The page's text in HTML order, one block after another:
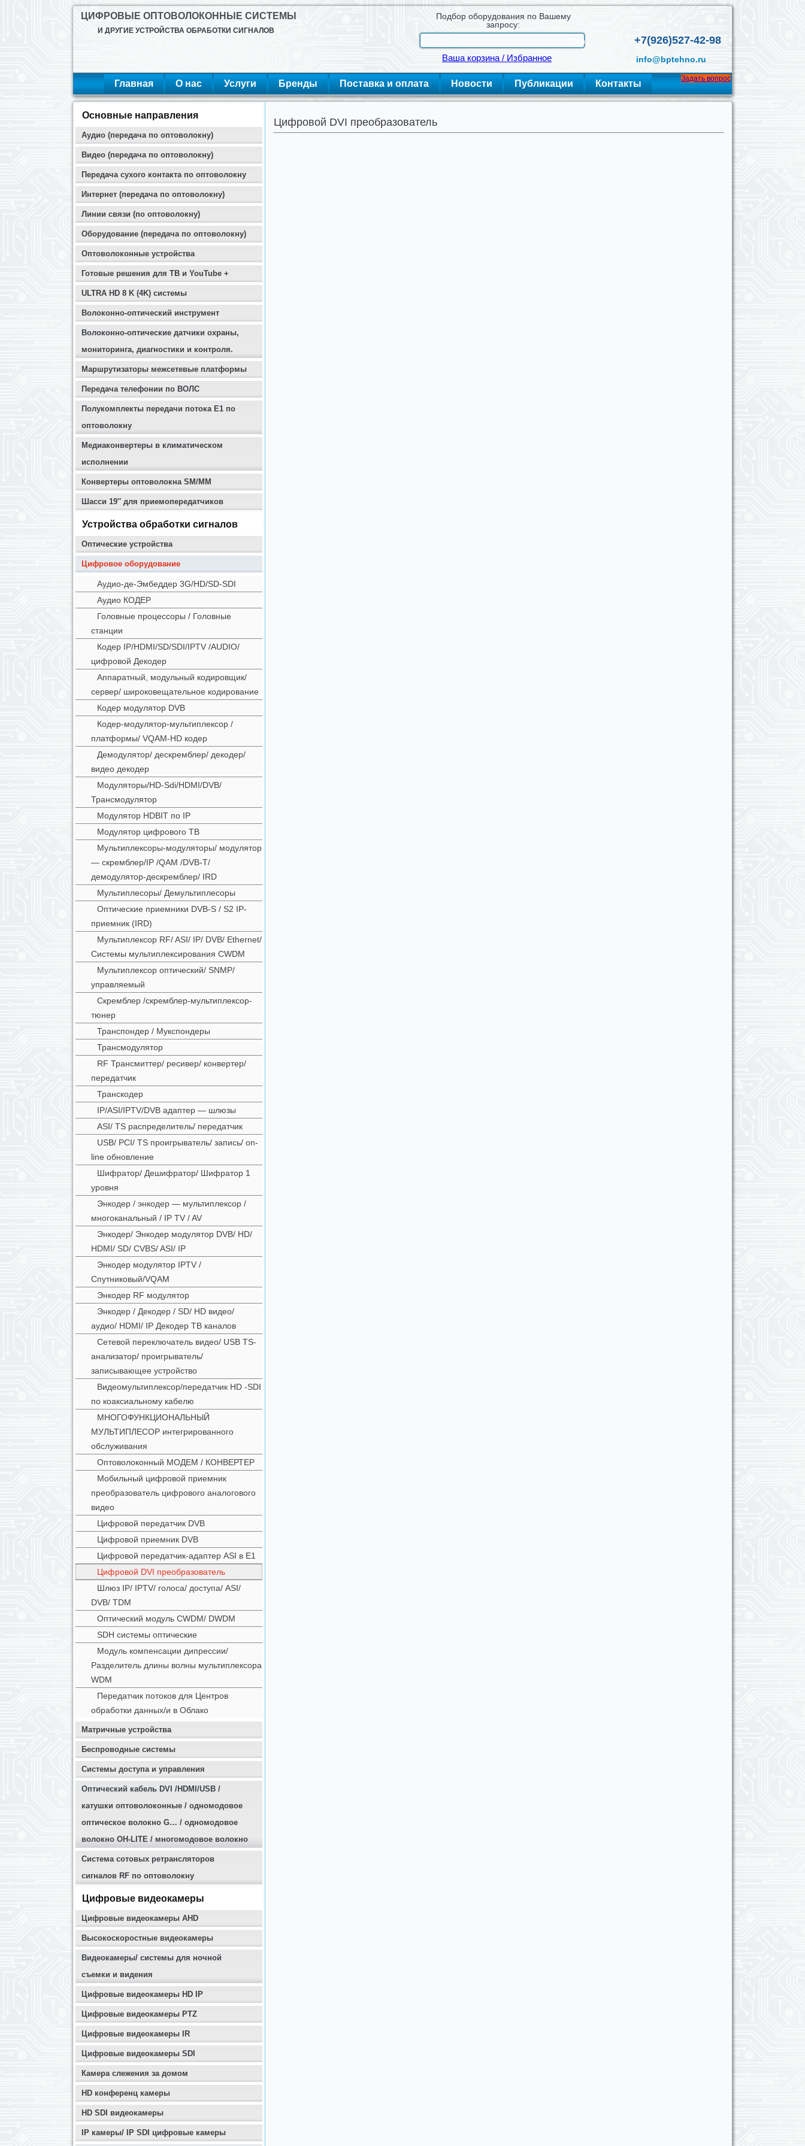
+7(926)527-42-98
info@bptehno.ru
Подбор оборудования по Вашему
запросу:
Ваша корзина / Избранное
ЦИФРОВЫЕ ОПТОВОЛОКОННЫЕ СИСТЕМЫ
И ДРУГИЕ УСТРОЙСТВА ОБРАБОТКИ СИГНАЛОВ
Главная О нас Услуги Бренды Поставка и оплата Новости Публикации Контакты Задать вопрос
Основные направления
Аудио (передача по оптоволокну)
Видео (передача по оптоволокну)
Передача сухого контакта по оптоволокну
Интернет (передача по оптоволокну)
Линии связи (по оптоволокну)
Оборудование (передача по оптоволокну)
Оптоволоконные устройства
Готовые решения для ТВ и YouTube +
ULTRA HD 8 K (4K) системы
Волоконно-оптический инструмент
Волоконно-оптические датчики охраны,
мониторинга, диагностики и контроля.
Маршрутизаторы межсетевые платформы
Передача телефонии по ВОЛС
Полукомплекты передачи потока E1 по
оптоволокну
Медиаконвертеры в климатическом
исполнении
Конвертеры оптоволокна SM/MM
Шасси 19″ для приемопередатчиков
Устройства обработки сигналов
Оптические устройства
Цифровое оборудование
Аудио-де-Эмбеддер 3G/HD/SD-SDI
Аудио КОДЕР
Головные процессоры / Головные
станции
Кодер IP/HDMI/SD/SDI/IPTV /AUDIO/
цифровой Декодер
Аппаратный, модульный кодировщик/
сервер/ широковещательное кодирование
Кодер модулятор DVB
Кодер-модулятор-мультиплексор /
платформы/ VQAM-HD кодер
Демодулятор/ дескремблер/ декодер/
видео декодер
Модуляторы/HD-Sdi/HDMI/DVB/
Трансмодулятор
Модулятор HDBIT по IP
Модулятор цифрового ТВ
Мультиплексоры-модуляторы/ модулятор
— скремблер/IP /QAM /DVB-T/
демодулятор-дескремблер/ IRD
Мультиплесоры/ Демультиплесоры
Оптические приемники DVB-S / S2 IP-
приемник (IRD)
Мультиплексор RF/ ASI/ IP/ DVB/ Ethernet/
Системы мультиплексирования CWDM
Мультиплексор оптический/ SNMP/
управляемый
Скремблер /скремблер-мультиплексор-
тюнер
Транспондер / Мукспондеры
Трансмодулятор
RF Трансмиттер/ ресивер/ конвертер/
передатчик
Транскодер
IP/ASI/IPTV/DVB адаптер — шлюзы
ASI/ TS распределитель/ передатчик
USB/ PCI/ TS проигрыватель/ запись/ on-
line обновление
Шифратор/ Дешифратор/ Шифратор 1
уровня
Энкодер / энкодер — мультиплексор /
многоканальный / IP TV / AV
Энкодер/ Энкодер модулятор DVB/ HD/
HDMI/ SD/ CVBS/ ASI/ IP
Энкодер модулятор IPTV /
Спутниковый/VQAM
Энкодер RF модулятор
Энкодер / Декодер / SD/ HD видео/
аудио/ HDMI/ IP Декодер ТВ каналов
Сетевой переключатель видео/ USB TS-
анализатор/ проигрыватель/
записывающее устройство
Видеомультиплексор/передатчик HD -SDI
по коаксиальному кабелю
МНОГОФУНКЦИОНАЛЬНЫЙ
МУЛЬТИПЛЕСОР интегрированного
обслуживания
Оптоволоконный МОДЕМ / КОНВЕРТЕР
Мобильный цифровой приемник
преобразователь цифрового аналогового
видео
Цифровой передатчик DVB
Цифровой приемник DVB
Цифровой передатчик-адаптер ASI в E1
Цифровой DVI преобразователь
Шлюз IP/ IPTV/ голоса/ доступа/ ASI/
DVB/ TDM
Оптический модуль CWDM/ DWDM
SDH системы оптические
Модуль компенсации дипрессии/
Разделитель длины волны мультиплексора
WDM
Передатчик потоков для Центров
обработки данных/и в Облако
Матричные устройства
Беспроводные системы
Системы доступа и управления
Оптичеcкий кабель DVI /HDMI/USB /
катушки оптоволоконные / одномодовое
оптическое волокно G… / одномодовое
волокно OH-LITE / многомодовое волокно
Система сотовых ретрансляторов
сигналов RF по оптоволокну
Цифровые видеокамеры
Цифровые видеокамеры AHD
Высокоскоростные видеокамеры
Видеокамеры/ системы для ночной
съемки и видения
Цифровые видеокамеры HD IP
Цифровые видеокамеры PTZ
Цифровые видеокамеры IR
Цифровые видеокамеры SDI
Камера слежения за домом
HD конференц камеры
HD SDI видеокамеры
IP камеры/ IP SDI цифровые камеры
Цифровой DVI преобразователь